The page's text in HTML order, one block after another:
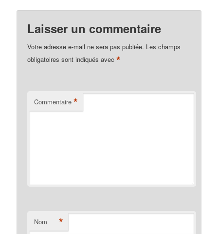
Laisser un commentaire
Votre adresse e-mail ne sera pas publiée. Les champs
obligatoires sont indiqués avec*
Commentaire *
Nom *